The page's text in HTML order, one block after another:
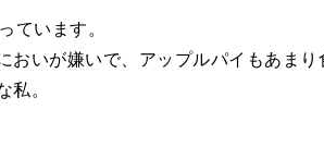
ています。
おいが嫌いで、アップルパイもあま
。